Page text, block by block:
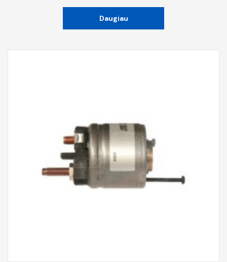
Daugiau